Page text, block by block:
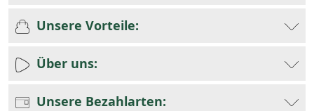
Unsere Vorteile:
Über uns:
Unsere Bezahlarten: